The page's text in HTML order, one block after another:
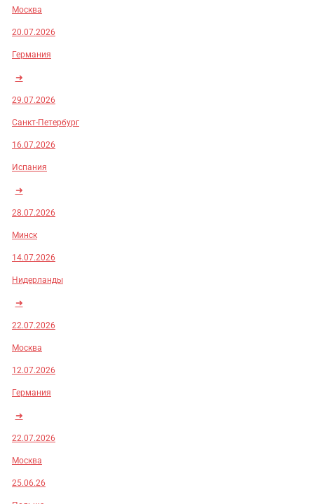
Москва
20.07.2026
Германия
➜
29.07.2026
Санкт-Петербург
16.07.2026
Испания
➜
28.07.2026
Минск
14.07.2026
Нидерланды
➜
22.07.2026
Москва
12.07.2026
Германия
➜
22.07.2026
Москва
25.06.26